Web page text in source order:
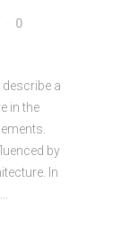
0
a
in the
by
In